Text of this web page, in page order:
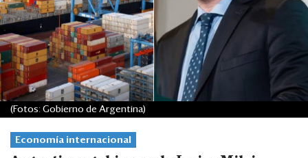
Sectores y Empresas
Management
Economía y Finanzas
Legal y Política
Eventos
Economía internacional
(Fotos: Gobierno de Argentina)